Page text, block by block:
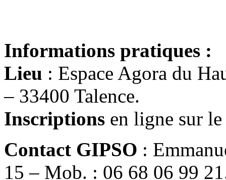
Informations pratiques :
Lieu : Espace Agora du
– 33400 Talence.
Inscriptions en ligne sur
Contact GIPSO :
15 – Mob. : 06 68 06 99